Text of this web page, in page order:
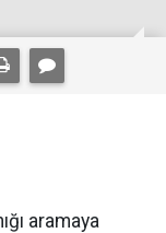
aramaya